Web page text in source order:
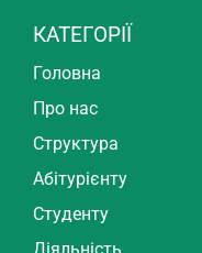
КАТЕГОРІЇ
Головна
Про нас
Структура
Абітурієнту
Студенту